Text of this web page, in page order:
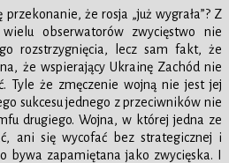
że rosja „już wygrała”? Z
obserwatorów zwycięstwo nie
rozstrzygnięcia, lecz sam fakt, że
że wspierający Ukrainę Zachód nie
Tyle że zmęczenie wojną nie jest jej
sukcesu jednego z przeciwników nie
drugiego. Wojna, w której jedna ze
ani się wycofać bez strategicznej i
bywa zapamiętana jako zwycięska. I